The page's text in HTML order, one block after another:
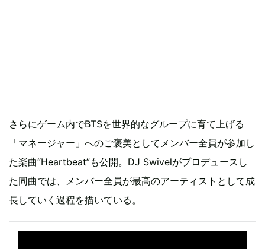
さらにゲーム内でBTSを世界的なグループに育て上げる
「マネージャー」へのご褒美としてメンバー全員が参加し
た楽曲“Heartbeat”も公開。DJ Swivelがプロデュースし
た同曲では、メンバー全員が最高のアーティストとして成
長していく過程を描いている。